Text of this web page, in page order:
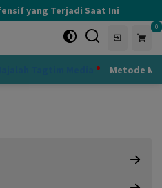
yang Terjadi Saat Ini
0
Metode